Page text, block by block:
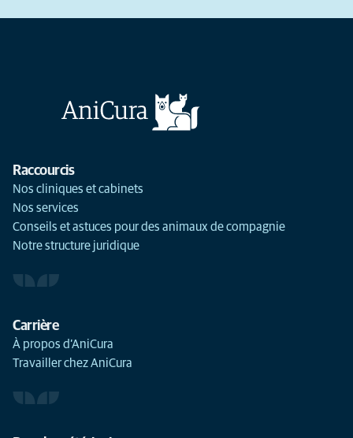
Raccourcis
Nos cliniques et cabinets
Nos services
Conseils et astuces pour des animaux de compagnie
Notre structure juridique
Carrière
À propos d’AniCura
Travailler chez AniCura